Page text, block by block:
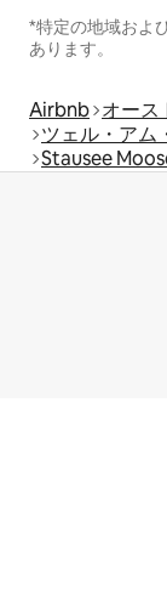
*特定の地域およ
あります。
Airbnb オース
ツェル・アム
Stausee